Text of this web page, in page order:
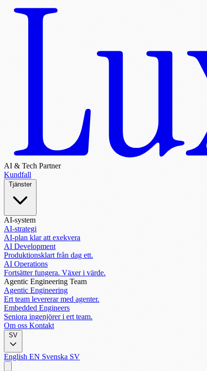
AI & Tech Partner
Kundfall
Tjänster
AI-system
AI-strategi
AI-plan klar att exekvera
AI Development
Produktionsklart från dag ett.
AI Operations
Fortsätter fungera. Växer i värde.
Agentic Engineering Team
Agentic Engineering
Ert team levererar med agenter.
Embedded Engineers
Seniora ingenjörer i ert team.
Om oss Kontakt
SV
English EN Svenska SV